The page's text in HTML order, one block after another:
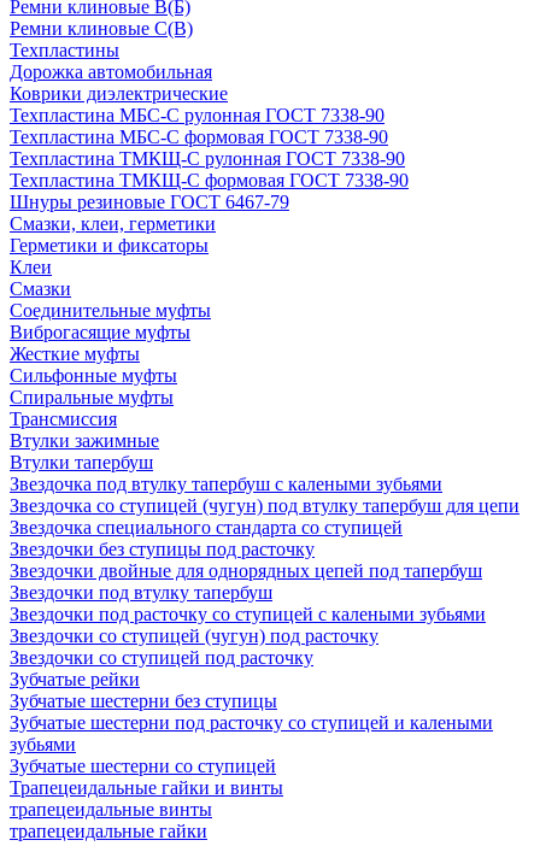
Ремни клиновые В(Б)
Ремни клиновые С(В)
Техпластины
Дорожка автомобильная
Коврики диэлектрические
Техпластина МБС-С рулонная ГОСТ 7338-90
Техпластина МБС-С формовая ГОСТ 7338-90
Техпластина ТМКЩ-С рулонная ГОСТ 7338-90
Техпластина ТМКЩ-С формовая ГОСТ 7338-90
Шнуры резиновые ГОСТ 6467-79
Смазки, клеи, герметики
Герметики и фиксаторы
Клеи
Смазки
Соединительные муфты
Виброгасящие муфты
Жесткие муфты
Сильфонные муфты
Спиральные муфты
Трансмиссия
Втулки зажимные
Втулки тапербуш
Звездочка под втулку тапербуш c калеными зубьями
Звездочка со ступицей (чугун) под втулку тапербуш для цепи
Звездочка специального стандарта со ступицей
Звездочки без ступицы под расточку
Звездочки двойные для однорядных цепей под тапербуш
Звездочки под втулку тапербуш
Звездочки под расточку со ступицей с калеными зубьями
Звездочки со ступицей (чугун) под расточку
Звездочки со ступицей под расточку
Зубчатые рейки
Зубчатые шестерни без ступицы
Зубчатые шестерни под расточку со ступицей и калеными
зубьями
Зубчатые шестерни со ступицей
Трапецеидальные гайки и винты
трапецеидальные винты
трапецеидальные гайки